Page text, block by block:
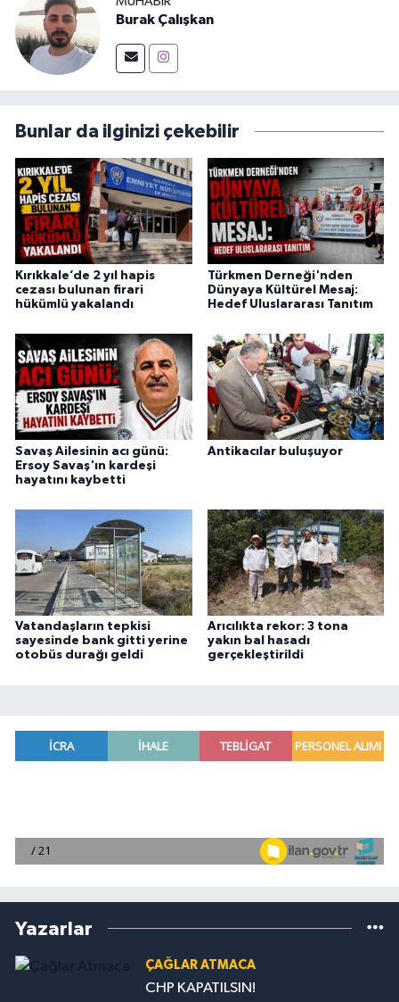
Burak Çalışkan
Bunlar da ilginizi çekebilir
Kırıkkale’de 2 yıl hapis
cezası bulunan firari
hükümlü yakalandı
Türkmen Derneği'nden
Dünyaya Kültürel Mesaj:
Hedef Uluslararası Tanıtım
Savaş Ailesinin acı günü:
Ersoy Savaş'ın kardeşi
hayatını kaybetti
Antikacılar buluşuyor
Vatandaşların tepkisi
sayesinde bank gitti yerine
otobüs durağı geldi
Arıcılıkta rekor: 3 tona
yakın bal hasadı
gerçekleştirildi
Yazarlar
ÇAĞLAR ATMACA
CHP KAPATILSIN!